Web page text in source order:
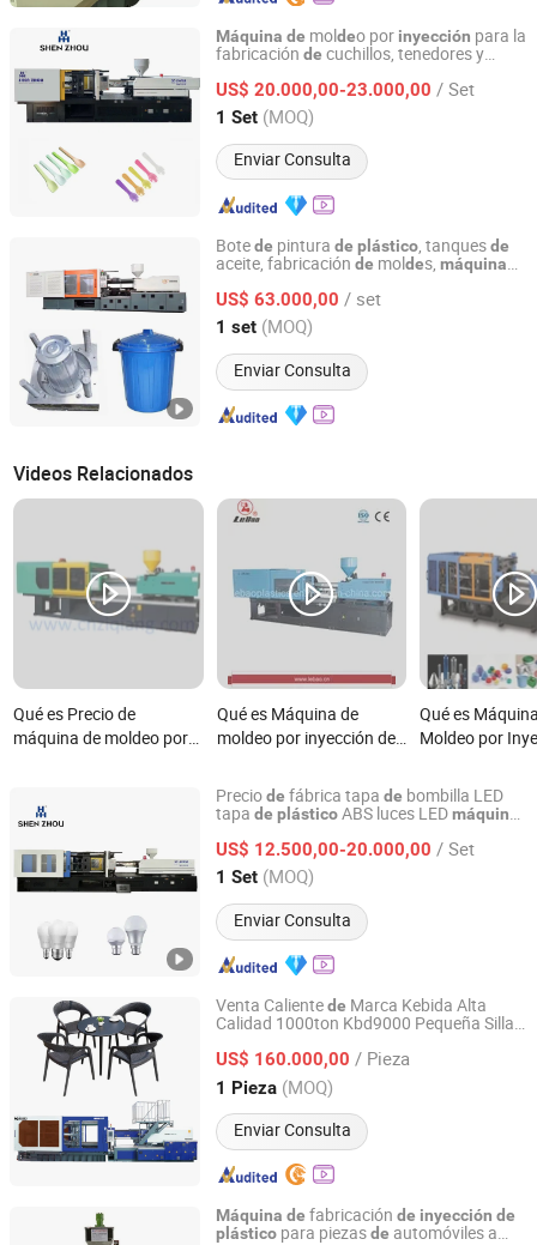
Máquina de moldeo por inyección para la
fabricación de cuchillos, tenedores y
certificada por CE, a preciode fábrica
US$ 20.000,00-23.000,00 / Set
1 Set (MOQ)
Enviar Consulta
Zhangjiagang Shenzhou Machinery Co., Ltd.
Jiangsu, China Desde 2006
Botede pintura de plástico, tanquesde
aceite, fabricación de moldes, máquina
US$ 63.000,00 / set
1 set (MOQ)
Enviar Consulta
Ningbo Union Power Machinery Co., Ltd.
Zhejiang, China Desde 2023
Videos Relacionados
Qué es Precio de
máquina de moldeo por
M6)
Qué es Máquina de
moldeo por inyección de
de plástico
Qué es
Moldeo por
Precisión 270t
Fabricación de
Plásticos de
Preciode fábrica tapa de bombilla LED
tapa de plásticoABS luces LEDmáquina
Pakistán
US$ 12.500,00-20.000,00 / Set
1 Set (MOQ)
Enviar Consulta
Zhangjiagang Shenzhou Machinery Co., Ltd.
Jiangsu, China Desde 2006
Venta Calientede Marca Kebida Alta
Calidad 1000ton Kbd9000 Pequeña Silla
Mesa Máquinade Moldeo por
US$ 160.000,00 / Pieza
1 Pieza (MOQ)
Enviar Consulta
Ningbo Hystan Plastic Machinery Manufacturing Co., Ltd.
Zhejiang, China Desde 2023
Máquina de fabricación de inyección de
plástico para piezasde automóviles a